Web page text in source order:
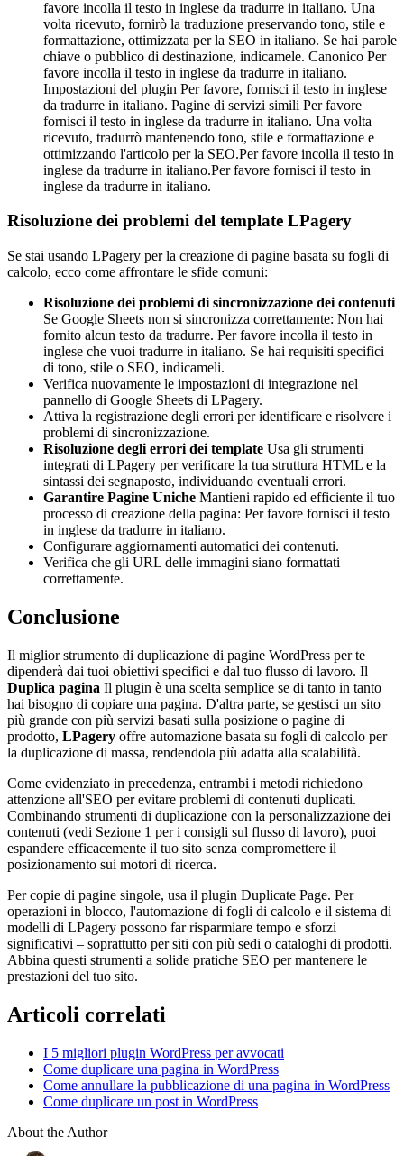
favore incolla il testo in inglese da tradurre in italiano. Una
volta ricevuto, fornirò la traduzione preservando tono, stile e
formattazione, ottimizzata per la SEO in italiano. Se hai parole
chiave o pubblico di destinazione, indicamele. Canonico Per
favore incolla il testo in inglese da tradurre in italiano.
Impostazioni del plugin Per favore, fornisci il testo in inglese
da tradurre in italiano. Pagine di servizi simili Per favore
fornisci il testo in inglese da tradurre in italiano. Una volta
ricevuto, tradurrò mantenendo tono, stile e formattazione e
ottimizzando l'articolo per la SEO.Per favore incolla il testo in
inglese da tradurre in italiano.Per favore fornisci il testo in
inglese da tradurre in italiano.
Risoluzione dei problemi del template LPagery
Se stai usando LPagery per la creazione di pagine basata su fogli di
calcolo, ecco come affrontare le sfide comuni:
Risoluzione dei problemi di sincronizzazione dei contenuti
Se Google Sheets non si sincronizza correttamente: Non hai
fornito alcun testo da tradurre. Per favore incolla il testo in
inglese che vuoi tradurre in italiano. Se hai requisiti specifici
di tono, stile o SEO, indicameli.
Verifica nuovamente le impostazioni di integrazione nel
pannello di Google Sheets di LPagery.
Attiva la registrazione degli errori per identificare e risolvere i
problemi di sincronizzazione.
Risoluzione degli errori dei template Usa gli strumenti
integrati di LPagery per verificare la tua struttura HTML e la
sintassi dei segnaposto, individuando eventuali errori.
Garantire Pagine Uniche Mantieni rapido ed efficiente il tuo
processo di creazione della pagina: Per favore fornisci il testo
in inglese da tradurre in italiano.
Configurare aggiornamenti automatici dei contenuti.
Verifica che gli URL delle immagini siano formattati
correttamente.
Conclusione
Il miglior strumento di duplicazione di pagine WordPress per te
dipenderà dai tuoi obiettivi specifici e dal tuo flusso di lavoro. Il
Duplica pagina Il plugin è una scelta semplice se di tanto in tanto
hai bisogno di copiare una pagina. D'altra parte, se gestisci un sito
più grande con più servizi basati sulla posizione o pagine di
prodotto, LPagery offre automazione basata su fogli di calcolo per
la duplicazione di massa, rendendola più adatta alla scalabilità.
Come evidenziato in precedenza, entrambi i metodi richiedono
attenzione all'SEO per evitare problemi di contenuti duplicati.
Combinando strumenti di duplicazione con la personalizzazione dei
contenuti (vedi Sezione 1 per i consigli sul flusso di lavoro), puoi
espandere efficacemente il tuo sito senza compromettere il
posizionamento sui motori di ricerca.
Per copie di pagine singole, usa il plugin Duplicate Page. Per
operazioni in blocco, l'automazione di fogli di calcolo e il sistema di
modelli di LPagery possono far risparmiare tempo e sforzi
significativi – soprattutto per siti con più sedi o cataloghi di prodotti.
Abbina questi strumenti a solide pratiche SEO per mantenere le
prestazioni del tuo sito.
Articoli correlati
I 5 migliori plugin WordPress per avvocati
Come duplicare una pagina in WordPress
Come annullare la pubblicazione di una pagina in WordPress
Come duplicare un post in WordPress
About the Author